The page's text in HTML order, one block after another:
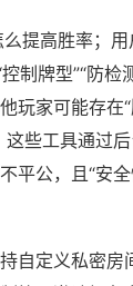
提高胜率；
制牌型”“防检
玩家可能存在
这些工具通过
平公，且“安全
自定义私密房